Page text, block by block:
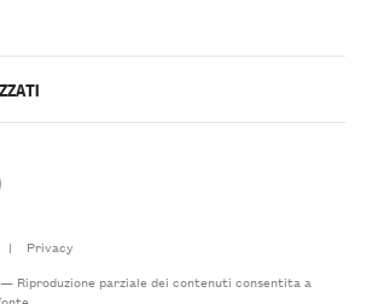
|
Privacy
Riproduzione parziale dei contenuti consentita a